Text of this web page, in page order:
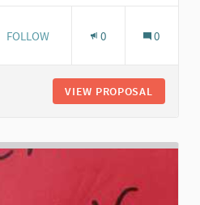
3 FOLLOWERS
FOLLOW 0 0
VIEW PROPOSAL